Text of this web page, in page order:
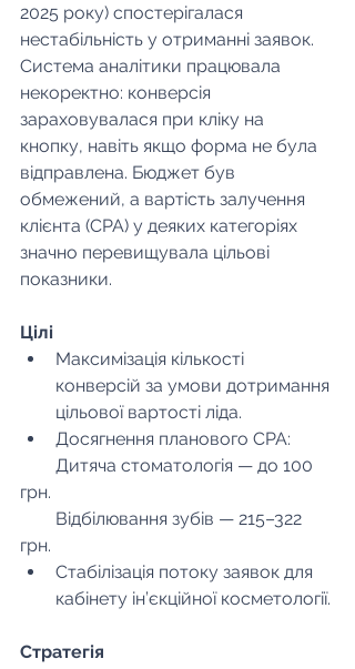
2025 року) спостерігалася
нестабільність у отриманні заявок.
Система аналітики працювала
некоректно: конверсія
зараховувалася при кліку на
кнопку, навіть якщо форма не була
відправлена. Бюджет був
обмежений, а вартість залучення
клієнта (CPA) у деяких категоріях
значно перевищувала цільові
показники.
Цілі
Максимізація кількості
конверсій за умови дотримання
цільової вартості ліда.
Досягнення планового CPA:
грн.
грн.
Стабілізація потоку заявок для
кабінету ін’єкційної косметології.
Стратегія